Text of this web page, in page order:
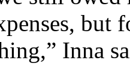
but
Inna